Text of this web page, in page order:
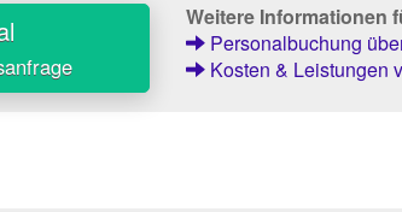
Weitere Informationen
Personalbuchung
Kosten & Leistungen